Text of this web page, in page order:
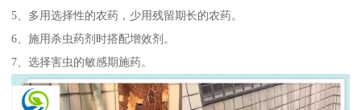
5、多用选择性的农药，少用残留期长的农药。
6、施用杀虫药剂时搭配增效剂。
7、选择害虫的敏感期施药。